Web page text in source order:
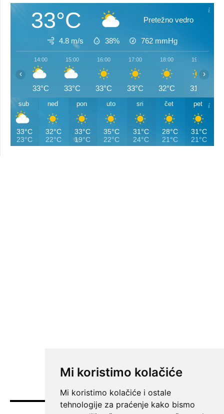
Mi koristimo kolačiće
Mi koristimo kolačiće i ostale
tehnologije za praćenje kako bismo
33°C Pretežno vedro
4.8 m/s 38% 762 mmHg
14:00
33°C
15:00
33°C
16:00
33°C
17:00
33°C
18:00
32°C
19:00
31°C
‹ ›
sub
33°C
23°C
ned
32°C
22°C
pon
33°C
19°C
uto
35°C
22°C
sri
31°C
24°C
čet
28°C
21°C
pet
31°C
21°C